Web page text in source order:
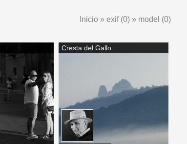
Inicio » exif (0) » model (0)
Cresta del Gallo